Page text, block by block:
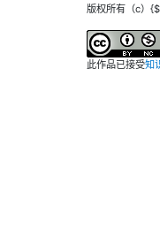
版权所有（c）
此作品已接受知